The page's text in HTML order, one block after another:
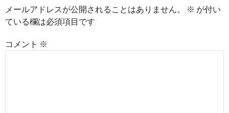
メールアドレスが公開されることはありません。 ※ が付い
ている欄は必須項目です
コメント ※